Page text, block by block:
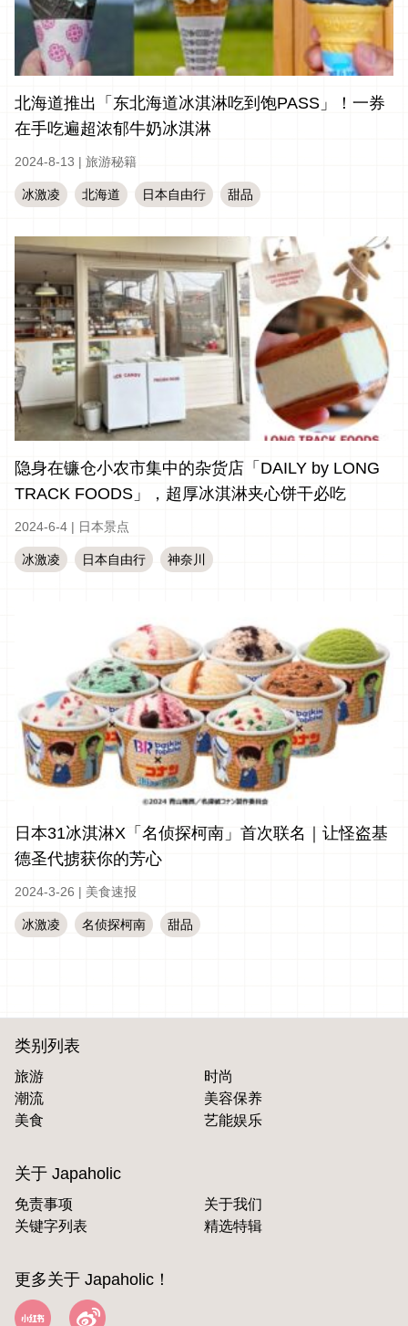
北海道推出「东北海道冰淇淋吃到饱PASS」！一券
在手吃遍超浓郁牛奶冰淇淋
2024-8-13 | 旅游秘籍
冰激凌 北海道 日本自由行 甜品
隐身在镰仓小农市集中的杂货店「DAILY by LONG
TRACK FOODS」，超厚冰淇淋夹心饼干必吃
2024-6-4 | 日本景点
冰激凌 日本自由行 神奈川
日本31冰淇淋X「名侦探柯南」首次联名｜让怪盗基
德圣代掳获你的芳心
2024-3-26 | 美食速报
冰激凌 名侦探柯南 甜品
类别列表
旅游
时尚
潮流
美容保养
美食
艺能娱乐
关于 Japaholic
免责事项
关于我们
关键字列表
精选特辑
更多关于 Japaholic！